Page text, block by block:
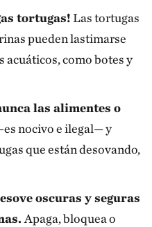
tortugas!Las tortugas
pueden lastimarse
acuáticos, como botes y
las alimentes o
nocivo e ilegal— y
que están desovando,
oscuras y seguras
Apaga, bloquea o